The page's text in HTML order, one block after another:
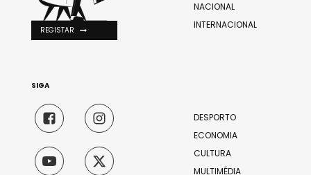
NACIONAL
INTERNACIONAL
DESPORTO
ECONOMIA
CULTURA
MULTIMÉDIA
REGISTAR
SIGA